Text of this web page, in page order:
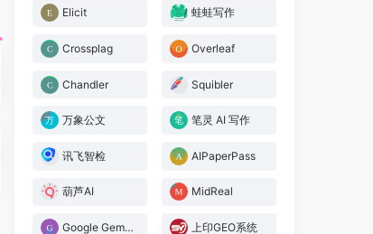
Elicit 蛙蛙写作
Crossplag Overleaf
Chandler Squibler
万象公文 笔灵 AI 写作
讯飞智检 AIPaperPass
葫芦AI MidReal
Google Gemini 上印GEO系统